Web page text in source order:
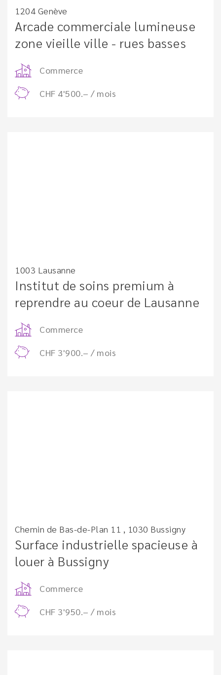
1204 Genève
Arcade commerciale lumineuse
zone vieille ville - rues basses
Commerce
CHF 4'500.– / mois
1003 Lausanne
Institut de soins premium à
reprendre au coeur de Lausanne
Commerce
CHF 3'900.– / mois
Chemin de Bas-de-Plan 11 , 1030 Bussigny
Surface industrielle spacieuse à
louer à Bussigny
Commerce
CHF 3'950.– / mois